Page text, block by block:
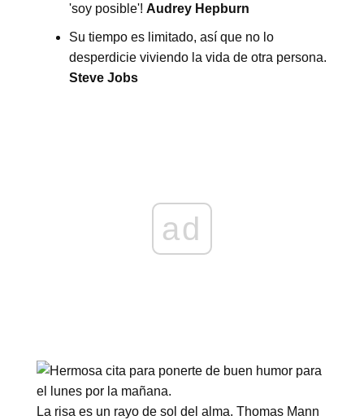
'soy posible'! Audrey Hepburn
Su tiempo es limitado, así que no lo
desperdicie viviendo la vida de otra persona.
Steve Jobs
ad
La risa es un rayo de sol del alma. Thomas Mann